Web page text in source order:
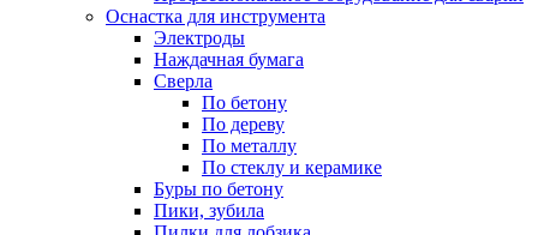
Оснастка для инструмента
Электроды
Наждачная бумага
Сверла
По бетону
По дереву
По металлу
По стеклу и керамике
Буры по бетону
Пики, зубила